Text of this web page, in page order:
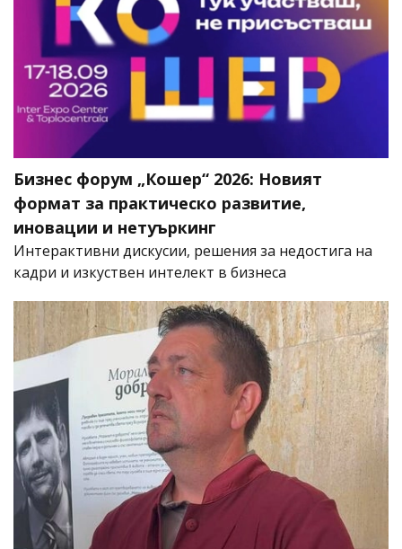
Бизнес форум „Кошер“ 2026: Новият
формат за практическо развитие,
иновации и нетуъркинг
Интерактивни дискусии, решения за недостига на
кадри и изкуствен интелект в бизнеса